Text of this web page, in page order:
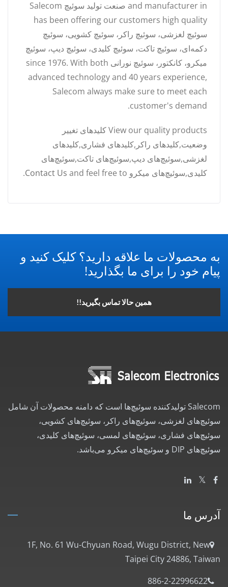
and manufacturer in صنعت تولید سوئیچ Salecom
has been offering our customers high quality
سوئیچ لغزشی، سوئیچ راکر، سوئیچ کشویی، سوئیچ
دکمه‌ای، سوئیچ تاکت، سوئیچ کلیدی، سوئیچ دیپ، سوئیچ
میکرو، کانکتور، سوئیچ نورانی since 1976. With both
advanced technology and 40 years experience,
Salecom always make sure to meet each
customer's demand.
View our quality products کلیدهای تغییر
وضعیت,کلیدهای راکر,کلیدهای فشاری,کلیدهای
لغزشی,سوئیچ‌های دیپ,سوئیچ‌های تاکت,سوئیچ‌های
کلیدی,سوئیچ‌های میکرو and feel free to
Contact Us
.
به محصولات ما علاقه دارید؟ کلیک کنید و
پیام خود را برای ما بگذارید!
همین حالا تماس بگیرید!!
Salecom تولیدکننده سوئیچ‌ها است که دامنه محصولات آن شامل
سوئیچ‌های لغزشی، سوئیچ‌های راکر، سوئیچ‌های کشویی،
سوئیچ‌های فشاری، سوئیچ‌های لمسی، سوئیچ‌های کلیدی،
سوئیچ‌های DIP و سوئیچ‌های میکرو می‌باشد.
آدرس ما
1F, No. 61 Wu-Chyuan Road, Wugu District, New
Taipei City 24886, Taiwan
886-2-22996622